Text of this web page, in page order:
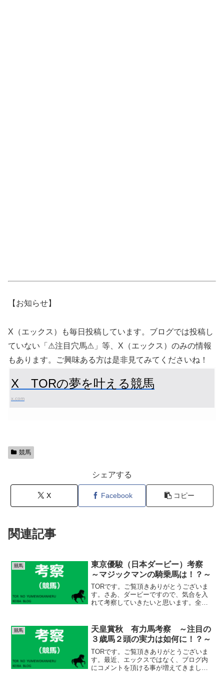
【お知らせ】
X（エックス）も毎日投稿しています。ブログでは投稿し
ていない「⚠注目穴馬⚠」等、X（エックス）のみの情報
もあります。ご興味ある方は是非見てみてくださいね！
X TORの夢を叶える競馬
x.com
競馬
シェアする
X Facebook コピー
関連記事
競馬
東京優駿（日本ダービー）考察
～マジックマンの騎乗馬は！？～
TORです。ご覧頂きありがとうございま
す。さあ、ダービーですので、気合を入
れて考察していきたいと思います。全頭
賞２着のコスモギュランダには乗りませ
ん。本人の意思は分かり...
競馬
天皇賞秋 有力馬考察 ～注目の
３歳馬２頭の実力は如何に！？～
TORです。ご覧頂きありがとうございま
す。最近、エックスではなく、ブログ内
にコメントを頂ける事が増えてきまし